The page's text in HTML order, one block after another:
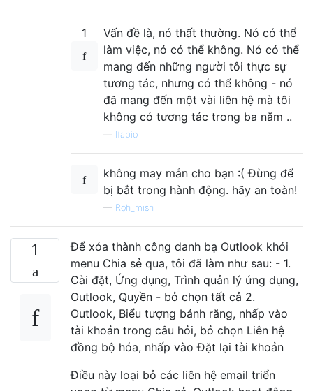
1
Vấn đề là, nó thất thường. Nó có thể
làm việc, nó có thể không. Nó có thể
mang đến những người tôi thực sự
tương tác, nhưng có thể không - nó
đã mang đến một vài liên hệ mà tôi
không có tương tác trong ba năm ..
lfabio
không may mắn cho bạn :( Đừng để
bị bắt trong hành động. hãy an toàn!
— Roh_mish
1
Để xóa thành công danh bạ Outlook khỏi
menu Chia sẻ qua, tôi đã làm như sau: - 1.
Cài đặt, Ứng dụng, Trình quản lý ứng dụng,
Outlook, Quyền - bỏ chọn tất cả 2.
Outlook, Biểu tượng bánh răng, nhấp vào
tài khoản trong câu hỏi, bỏ chọn Liên hệ
đồng bộ hóa, nhấp vào Đặt lại tài khoản
Điều này loại bỏ các liên hệ email triển